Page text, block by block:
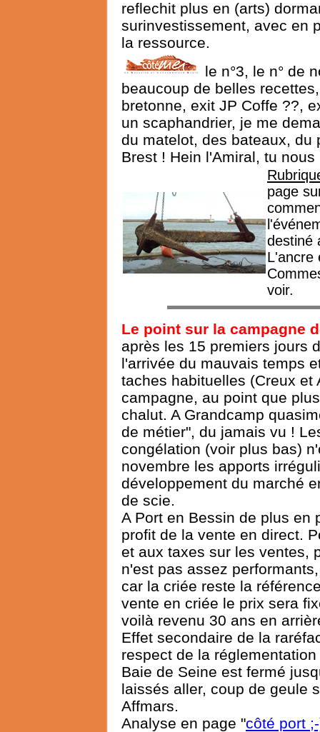
reflechit plus en (arts)
surinvestissement, avec en
la ressource.
le n°3, le n° de
beaucoup de belles
bretonne, exit JP Coffe ??,
un scaphandrier, je me
du matelot, des bateaux, du
Brest ! Hein l'Amiral, tu
page
destiné
L'ancre
voir.
Le point sur la campagne
après les 15 premiers jours
l'arrivée du mauvais temps
taches habituelles (Creux et
campagne, au point que
chalut. A Grandcamp
de métier", du jamais vu !
congélation (voir plus bas)
novembre les apports
développement du marché
de scie.
A Port en Bessin de plus en
profit de la vente en direct.
et aux taxes sur les ventes,
n'est pas assez
car la criée reste la
vente en criée le prix sera
voilà revenu 30 ans en
Effet secondaire de la
respect de la
Baie de Seine est fermé
laissés aller, coup de geule
Affmars.
Analyse en page "côté port